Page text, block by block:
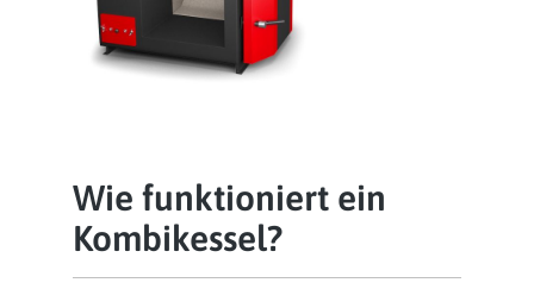
Wie funktioniert ein
Kombikessel?